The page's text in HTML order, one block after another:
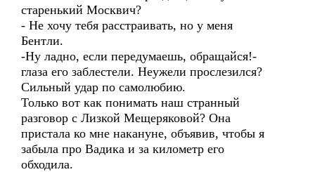
старенький Москвич?
- Не хочу тебя расстраивать, но у меня
Бентли.
-Ну ладно, если передумаешь, обращайся!-
глаза его заблестели. Неужели прослезился?
Сильный удар по самолюбию.
Только вот как понимать наш странный
разговор с Лизкой Мещеряковой? Она
пристала ко мне накануне, объявив, чтобы я
забыла про Вадика и за километр его
обходила.